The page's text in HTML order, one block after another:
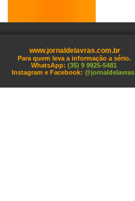
www.jornaldelavras.com.br
Para quem leva a informação a sério.
WhatsApp: (35) 9 9925-5481
Instagram e Facebook: @jornaldelavras